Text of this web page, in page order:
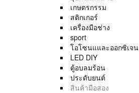
เกษตรกรรม
สติกเกอร์
เครื่องมือช่าง
sport
โอโซนแและออกซิเจน
LED DIY
ตู้อบลมร้อน
ประดับยนต์
สินค้ามือสอง